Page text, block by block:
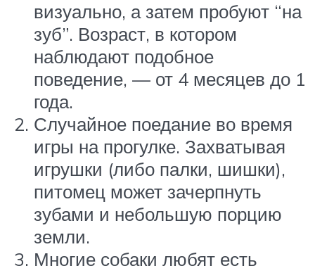
визуально, а затем пробуют “на
зуб”. Возраст, в котором
наблюдают подобное
поведение, — от 4 месяцев до 1
года.
Случайное поедание во время
игры на прогулке. Захватывая
игрушки (либо палки, шишки),
питомец может зачерпнуть
зубами и небольшую порцию
земли.
Многие собаки любят есть